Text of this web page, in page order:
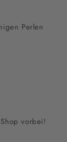
Perlen
vorbei!